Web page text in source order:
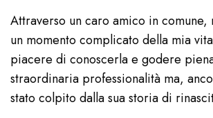
Attraverso un caro amico in comune,
un momento complicato della mia
piacere di conoscerla e godere
straordinaria professionalità ma,
stato colpito dalla sua storia di